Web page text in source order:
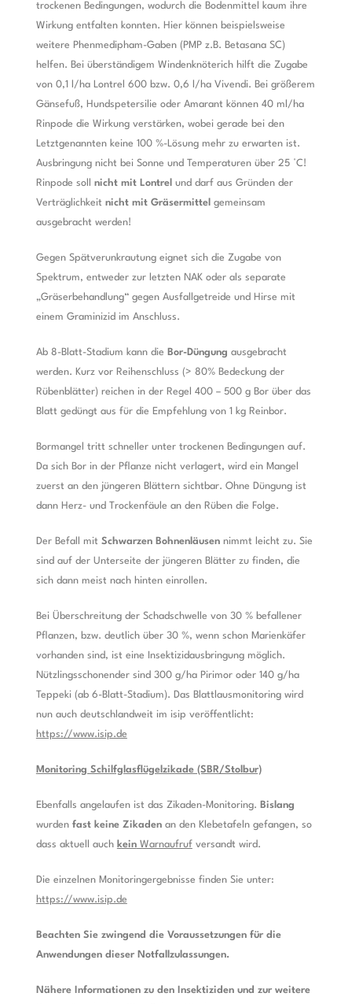
trockenen Bedingungen, wodurch die Bodenmittel kaum ihre
Wirkung entfalten konnten. Hier können beispielsweise
weitere Phenmedipham-Gaben (PMP z.B. Betasana SC)
helfen. Bei überständigem Windenknöterich hilft die Zugabe
von 0,1 l/ha Lontrel 600 bzw. 0,6 l/ha Vivendi. Bei größerem
Gänsefuß, Hundspetersilie oder Amarant können 40 ml/ha
Rinpode die Wirkung verstärken, wobei gerade bei den
Letztgenannten keine 100 %-Lösung mehr zu erwarten ist.
Ausbringung nicht bei Sonne und Temperaturen über 25 °C!
Rinpode soll nicht mit Lontrel und darf aus Gründen der
Verträglichkeit nicht mit Gräsermittel gemeinsam
ausgebracht werden!
Gegen Spätverunkrautung eignet sich die Zugabe von
Spektrum, entweder zur letzten NAK oder als separate
„Gräserbehandlung“ gegen Ausfallgetreide und Hirse mit
einem Graminizid im Anschluss.
Ab 8-Blatt-Stadium kann die Bor-Düngung ausgebracht
werden. Kurz vor Reihenschluss (> 80% Bedeckung der
Rübenblätter) reichen in der Regel 400 – 500 g Bor über das
Blatt gedüngt aus für die Empfehlung von 1 kg Reinbor.
Bormangel tritt schneller unter trockenen Bedingungen auf.
Da sich Bor in der Pflanze nicht verlagert, wird ein Mangel
zuerst an den jüngeren Blättern sichtbar. Ohne Düngung ist
dann Herz- und Trockenfäule an den Rüben die Folge.
Der Befall mit Schwarzen Bohnenläusennimmt leicht zu. Sie
sind auf der Unterseite der jüngeren Blätter zu finden, die
sich dann meist nach hinten einrollen.
Bei Überschreitung der Schadschwelle von 30 % befallener
Pflanzen, bzw. deutlich über 30 %, wenn schon Marienkäfer
vorhanden sind, ist eine Insektizidausbringung möglich.
Nützlingsschonender sind 300 g/ha Pirimor oder 140 g/ha
Teppeki (ab 6-Blatt-Stadium). Das Blattlausmonitoring wird
nun auch deutschlandweit im isip veröffentlicht:
https://www.isip.de
Monitoring Schilfglasflügelzikade (SBR/Stolbur)
Ebenfalls angelaufen ist das Zikaden-Monitoring. Bislang
wurdenfast keine Zikaden an den Klebetafeln gefangen, so
dass aktuell auch keinWarnaufrufversandt wird.
Die einzelnen Monitoringergebnisse finden Sie unter:
https://www.isip.de
Beachten Sie zwingend die Voraussetzungen für die
Anwendungen dieser Notfallzulassungen.
Nähere Informationen zu den Insektiziden und zur weitere